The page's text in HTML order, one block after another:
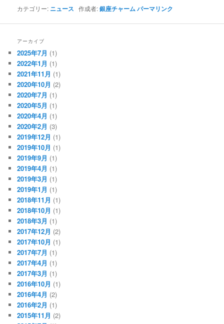
カテゴリー: ニュース 作成者:銀座チャームパーマリンク
アーカイブ
2025年7月 (1)
2022年1月 (1)
2021年11月 (1)
2020年10月 (2)
2020年7月 (1)
2020年5月 (1)
2020年4月 (1)
2020年2月 (3)
2019年12月 (1)
2019年10月 (1)
2019年9月 (1)
2019年4月 (1)
2019年3月 (1)
2019年1月 (1)
2018年11月 (1)
2018年10月 (1)
2018年3月 (1)
2017年12月 (2)
2017年10月 (1)
2017年7月 (1)
2017年4月 (1)
2017年3月 (1)
2016年10月 (1)
2016年4月 (2)
2016年2月 (1)
2015年11月 (2)